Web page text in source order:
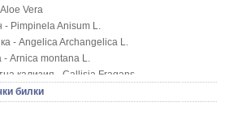
Vera
- Pimpinela Anisum L.
- Angelica Archangelica L.
- Arnica montana L.
кализия - Callisia Fragans
- Sorbus melanocorpa
билки